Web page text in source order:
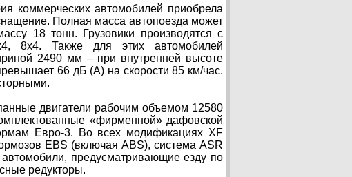
коммерческих автомобилей приобрела
Полная масса автопоезда может
18 тонн. Грузовики производятся с
8x4. Также для этих автомобилей
2490 мм – при внутренней высоте
66 дБ (А) на скорости 85 км/час.
двигатели рабочим объемом 12580
«фирменной» дафовской
Евро-3. Во всех модификациях XF
EBS (включая ABS), система ASR
предусматривающие езду по
редукторы.